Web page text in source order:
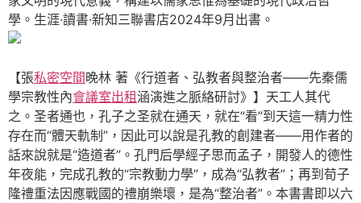
學。生涯·讀書·新知三聯書店2024年9月出書。
【張私密空間晚林 著《行道者、弘教者與整治者——先秦儒
學宗教性內會議室出租涵演進之脈絡研討》】天工人其代
之。圣者通也，孔子之圣就在通天，就在“看”到天這一精力性
存在而“體天軌制”，因此可以說是孔教的創建者——用作者的
話來說就是“造道者”。孔門后學經子思而孟子，開發人的德性
年夜能，完成孔教的“宗教動力學”，成為“弘教者”；再到荀子
隆禮重法因應戰國的禮崩樂壞，是為“整治者”。本書書即以六